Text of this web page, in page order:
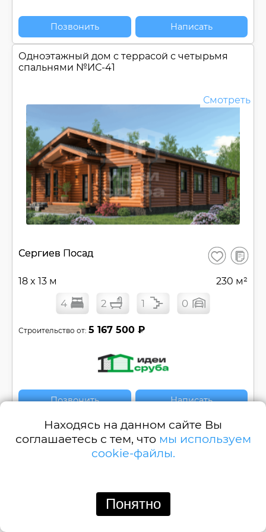
Позвонить Написать
Одноэтажный дом c террасой с четырьмя
спальнями №ИС-41
Смотреть
Сергиев Посад Сохранить
В
18 x 13 м 230 м²
4 2 1 0
Строительство от: 5 167 500 ₽
Позвонить Написать
Двухэтажный дом c террасой с четырьмя
спальнями №РБ-Д71
Находясь на данном сайте Вы
соглашаетесь с тем, что мы используем
cookie-файлы.
Понятно